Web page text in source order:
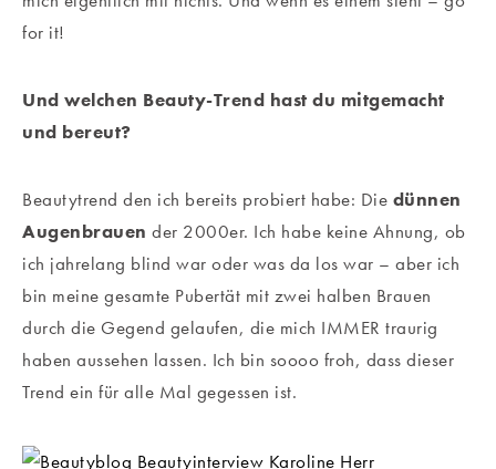
for it!
Und welchen Beauty-Trend hast du mitgemacht
und bereut?
Beautytrend den ich bereits probiert habe: Die dünnen
Augenbrauen der 2000er. Ich habe keine Ahnung, ob
ich jahrelang blind war oder was da los war – aber ich
bin meine gesamte Pubertät mit zwei halben Brauen
durch die Gegend gelaufen, die mich IMMER traurig
haben aussehen lassen. Ich bin soooo froh, dass dieser
Trend ein für alle Mal gegessen ist.